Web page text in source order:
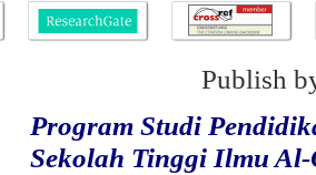
Publish
Program Studi
Sekolah Tinggi Ilmu